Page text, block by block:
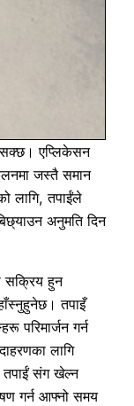
सक्छ। एप्लिकेसन
जस्तै समान
लागि, तपाईंले
अनुमति दिन
सक्रिय हुन
तपाइँ
परिमार्जन गर्न
लागि
संग खेल्न
गर्न आफ्नो समय